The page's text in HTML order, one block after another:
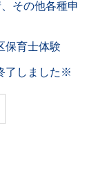
その他各種申
保育士体験
了しました※